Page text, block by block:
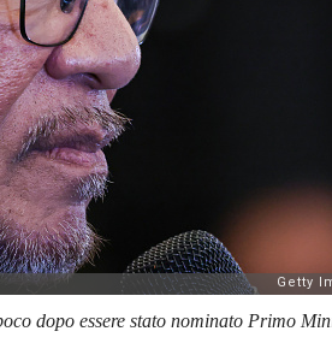
dopo essere stato nominato Primo